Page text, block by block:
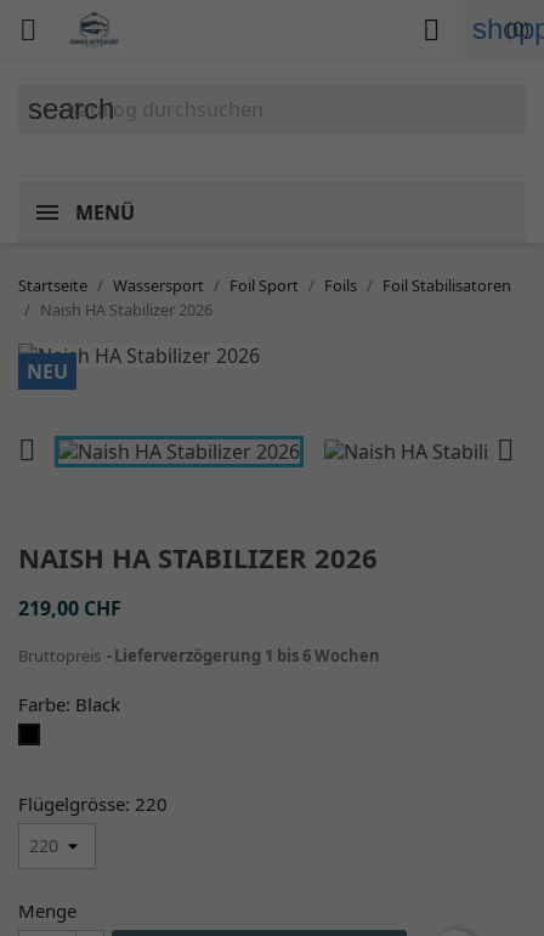
 (0)

search
MENÜ
Startseite Wassersport Foil Sport Foils
Foil Stabilisatoren
Naish HA Stabilizer 2026
NEU
 
NAISH HA STABILIZER 2026
219,00 CHF
Bruttopreis Lieferverzögerung 1 bis 6 Wochen
Farbe: Black
Flügelgrösse: 220
Menge